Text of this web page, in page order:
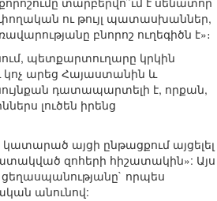
ու թույլ պատասխաններ,
բնորոշ ուղեգիծն է»։
պետքարտուղարը կրկին
կոչ արեց Հայաստանին և
դատապարտելի է, որքան,
լուծեն իրենց
այցի ընթացքում այցելել
զոհերի հիշատակին»: Այս
ցեղասպանությանը` որպես
անունով: